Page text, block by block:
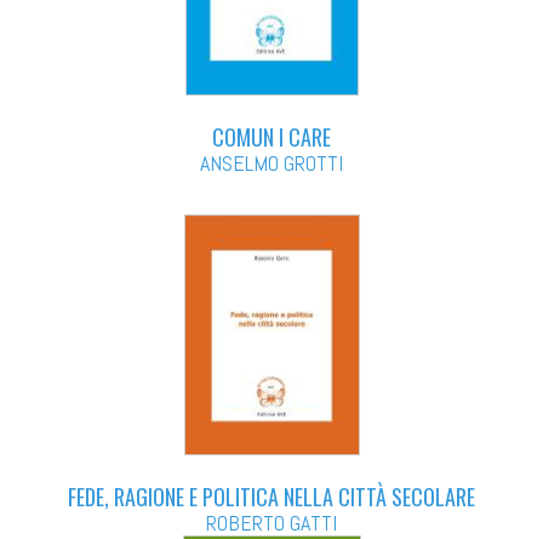
COMUN I CARE
ANSELMO GROTTI
FEDE, RAGIONE E POLITICA NELLA CITTÀ SECOLARE
ROBERTO GATTI